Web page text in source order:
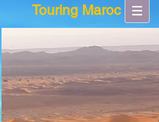
Touring Maroc